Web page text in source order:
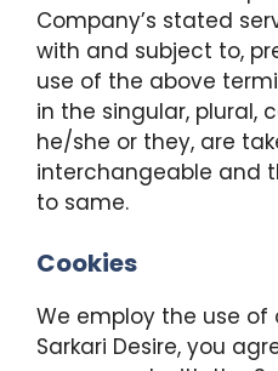
Company’s stated
with and subject to,
use of the above
in the singular, plural,
he/she or they, are
interchangeable and
to same.
Cookies
We employ the use of
Sarkari Desire, you